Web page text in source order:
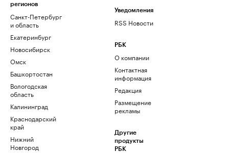
регионов
Санкт-Петербург
и область
Екатеринбург
Новосибирск
Омск
Башкортостан
Вологодская
область
Калининград
Краснодарский
край
Нижний
Новгород
Уведомления
RSS Новости
РБК
О компании
Контактная
информация
Редакция
Размещение
рекламы
Другие
продукты
РБК